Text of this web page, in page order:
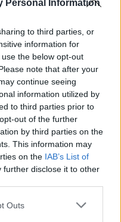
Personal Information
to third parties, or
information for
the below opt-out
note that after your
continue seeing
information utilized by
to third parties prior to
out of the further
by third parties on the
This information may
on the IAB’s List of
further disclose it to other
Outs
atstovai
sargus
pateikė išvadą –
išreikšto
antrino